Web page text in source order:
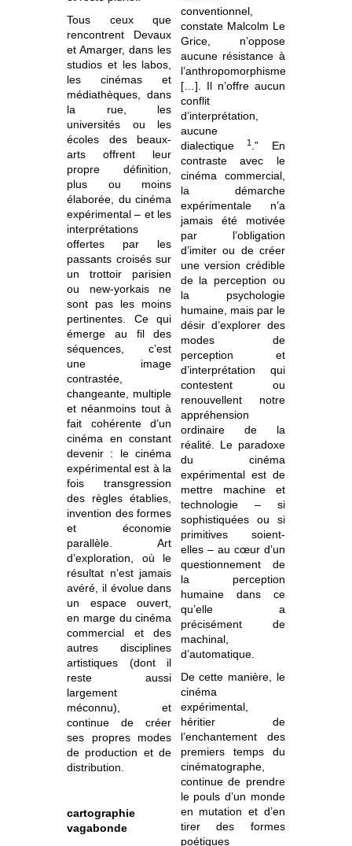
Tous ceux que
rencontrent Devaux
et Amarger, dans les
studios et les labos,
les cinémas et
médiathèques, dans
la rue, les
universités ou les
écoles des beaux-
arts offrent leur
propre définition,
plus ou moins
élaborée, du cinéma
expérimental – et les
interprétations
offertes par les
passants croisés sur
un trottoir parisien
ou new-yorkais ne
sont pas les moins
pertinentes. Ce qui
émerge au fil des
séquences, c’est
une image
contrastée,
changeante, multiple
et néanmoins tout à
fait cohérente d’un
cinéma en constant
devenir : le cinéma
expérimental est à la
fois transgression
des règles établies,
invention des formes
et économie
parallèle. Art
d’exploration, où le
résultat n’est jamais
avéré, il évolue dans
un espace ouvert,
en marge du cinéma
commercial et des
autres disciplines
artistiques (dont il
reste aussi
largement
méconnu), et
continue de créer
ses propres modes
de production et de
distribution.
cartographie
vagabonde
conventionnel,
constate Malcolm Le
Grice, n’oppose
aucune résistance à
l’anthropomorphisme
[…]. Il n’offre aucun
conflit
d’interprétation,
aucune
dialectique1 .” En
contraste avec le
cinéma commercial,
la démarche
expérimentale n’a
jamais été motivée
par l’obligation
d’imiter ou de créer
une version crédible
de la perception ou
la psychologie
humaine, mais par le
désir d’explorer des
modes de
perception et
d’interprétation qui
contestent ou
renouvellent notre
appréhension
ordinaire de la
réalité. Le paradoxe
du cinéma
expérimental est de
mettre machine et
technologie – si
sophistiquées ou si
primitives soient-
elles – au cœur d’un
questionnement de
la perception
humaine dans ce
qu’elle a
précisément de
machinal,
d’automatique.
De cette manière, le
cinéma
expérimental,
héritier de
l’enchantement des
premiers temps du
cinématographe,
continue de prendre
le pouls d’un monde
en mutation et d’en
tirer des formes
poétiques